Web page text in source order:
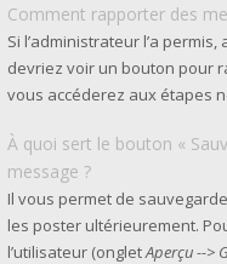
Comment rapporter des
Si l’administrateur l’a
devriez voir un bouton pour
vous accéderez aux étapes
À quoi sert le bouton «
message ?
Il vous permet de
les poster ultérieurement.
l’utilisateur (ongletAperçu -->